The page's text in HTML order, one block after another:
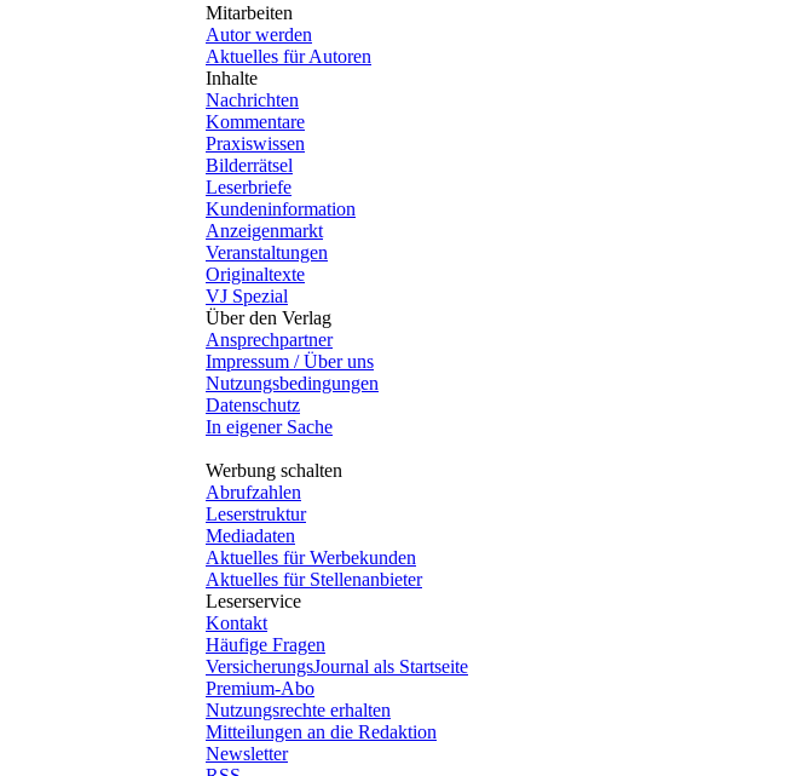
Mitarbeiten
Autor werden
Aktuelles für Autoren
Inhalte
Nachrichten
Kommentare
Praxiswissen
Bilderrätsel
Leserbriefe
Kundeninformation
Anzeigenmarkt
Veranstaltungen
Originaltexte
VJ Spezial
Über den Verlag
Ansprechpartner
Impressum / Über uns
Nutzungsbedingungen
Datenschutz
In eigener Sache
Werbung schalten
Abrufzahlen
Leserstruktur
Mediadaten
Aktuelles für Werbekunden
Aktuelles für Stellenanbieter
Leserservice
Kontakt
Häufige Fragen
VersicherungsJournal als Startseite
Premium-Abo
Nutzungsrechte erhalten
Mitteilungen an die Redaktion
Newsletter